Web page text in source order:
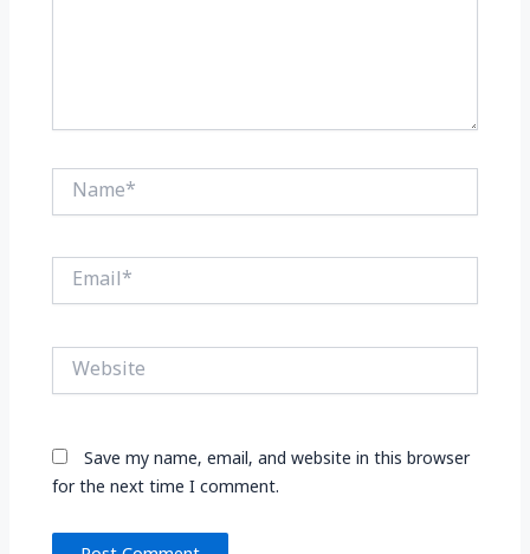
Name*
Email*
Website
Save my name, email, and website in this browser
for the next time I comment.